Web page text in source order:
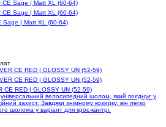
Sage | Matt XL (60-64)
CE RED | GLOSSY UN (52-59)
велосипедний шолом, який поєднує у
захист. Завдяки знімному козирку, він легко
шолома у варіант для крос-кантрі.